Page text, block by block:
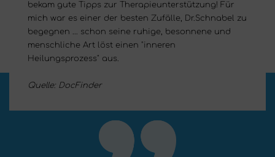
bekam gute Tipps zur Therapieunterstützung! Für
mich war es einer der besten Zufälle, Dr.Schnabel zu
begegnen ... schon seine ruhige, besonnene und
menschliche Art löst einen "inneren
Heilungsprozess" aus.
Quelle: DocFinder